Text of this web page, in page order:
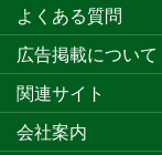
よくある質問
広告掲載について
関連サイト
会社案内